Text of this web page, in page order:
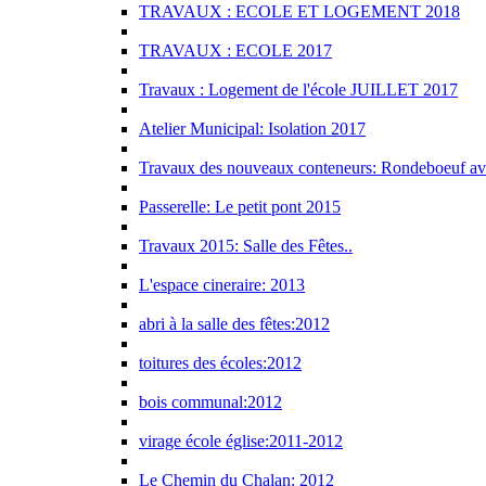
TRAVAUX : ECOLE ET LOGEMENT 2018
TRAVAUX : ECOLE 2017
Travaux : Logement de l'école JUILLET 2017
Atelier Municipal: Isolation 2017
Travaux des nouveaux conteneurs: Rondeboeuf
Passerelle: Le petit pont 2015
Travaux 2015: Salle des Fêtes..
L'espace cineraire: 2013
abri à la salle des fêtes:2012
toitures des écoles:2012
bois communal:2012
virage école église:2011-2012
Le Chemin du Chalan: 2012